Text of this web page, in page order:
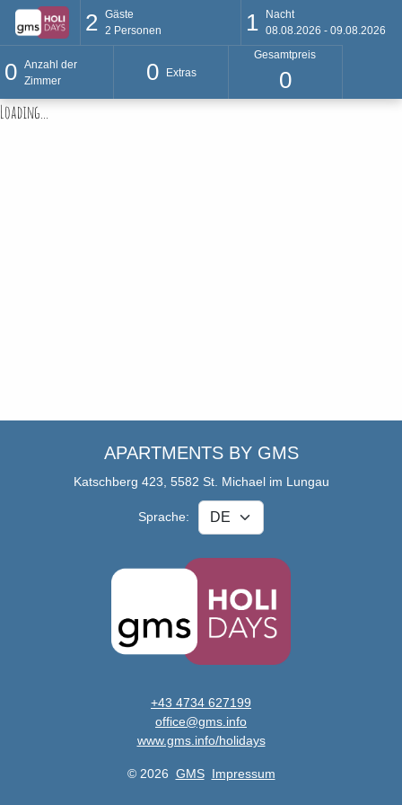
2
Gäste
2 Personen 1
Nacht
08.08.2026 - 09.08.2026
0 Anzahl der
Zimmer
0 Extras 0
Gesamtpreis
Loading...
APARTMENTS BY GMS
Katschberg 423, 5582 St. Michael im Lungau
Sprache:
+43 4734 627199
office@gms.info
www.gms.info/holidays
© 2026 GMS Impressum